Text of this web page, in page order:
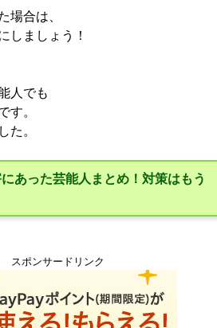
場合は、
しましょう！
人でも
す。
た。
あった芸能人まとめ！対策はもう
スポンサードリンク